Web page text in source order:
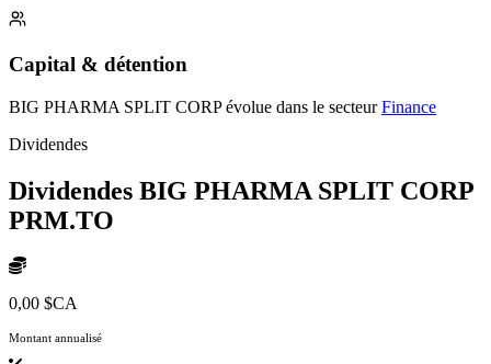
Capital & détention
BIG PHARMA SPLIT CORP évolue dans le secteurFinance
Dividendes
Dividendes BIG PHARMA SPLIT CORP
PRM.TO
0,00 $CA
Montant annualisé